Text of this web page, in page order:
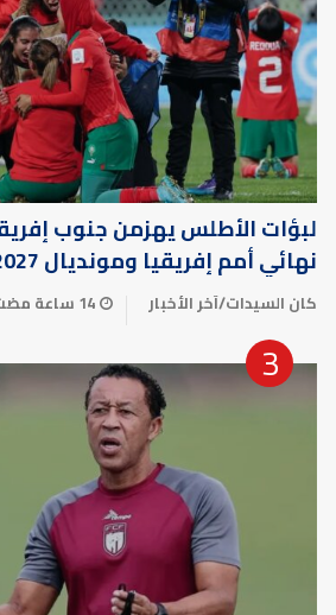
لبؤات الأطلس يهزمن جنوب
نهائي أمم إفريقيا ومونديال 2027
كان السيدات/آخر الأخبار 14 ساعة مضت